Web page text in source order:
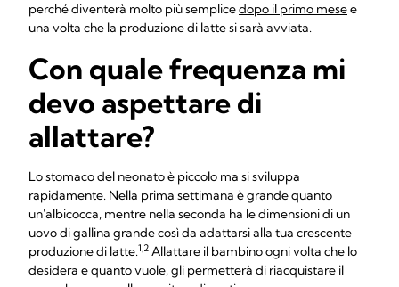
perché diventerà molto più semplicedopo il primo mesee
una volta che la produzione di latte si sarà avviata.
Con quale frequenza mi
devo aspettare di
allattare?
Lo stomaco del neonato è piccolo ma si sviluppa
rapidamente. Nella prima settimana è grande quanto
un'albicocca, mentre nella seconda ha le dimensioni di un
uovo di gallina grande così da adattarsi alla tua crescente
produzione di latte.1,2 Allattare il bambino ogni volta che lo
desidera e quanto vuole, gli permetterà di riacquistare il